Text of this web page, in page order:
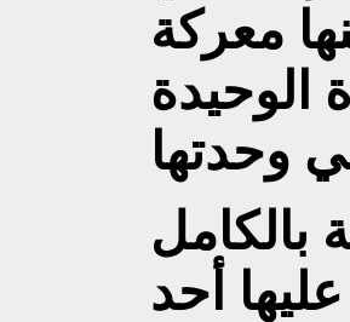
معركة
الوحيدة
بالكامل
أحد